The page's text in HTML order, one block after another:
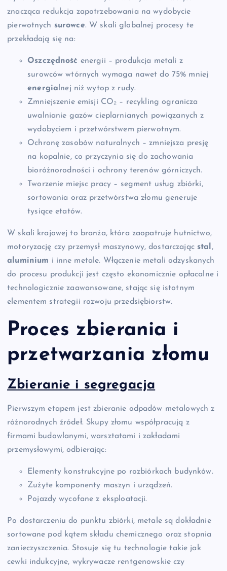
znacząca redukcja zapotrzebowania na wydobycie
pierwotnych surowce. W skali globalnej procesy te
przekładają się na:
Oszczędność energii – produkcja metali z
surowców wtórnych wymaga nawet do 75% mniej
energialnej niż wytop z rudy.
Zmniejszenie emisji CO₂ – recykling ogranicza
uwalnianie gazów cieplarnianych powiązanych z
wydobyciem i przetwórstwem pierwotnym.
Ochronę zasobów naturalnych – zmniejsza presję
na kopalnie, co przyczynia się do zachowania
bioróżnorodności i ochrony terenów górniczych.
Tworzenie miejsc pracy – segment usług zbiórki,
sortowania oraz przetwórstwa złomu generuje
tysiące etatów.
W skali krajowej to branża, która zaopatruje hutnictwo,
motoryzację czy przemysł maszynowy, dostarczając stal,
aluminium i inne metale. Włączenie metali odzyskanych
do procesu produkcji jest często ekonomicznie opłacalne i
technologicznie zaawansowane, stając się istotnym
elementem strategii rozwoju przedsiębiorstw.
Proces zbierania i
przetwarzania złomu
Zbieranie i segregacja
Pierwszym etapem jest zbieranie odpadów metalowych z
różnorodnych źródeł. Skupy złomu współpracują z
firmami budowlanymi, warsztatami i zakładami
przemysłowymi, odbierając:
Elementy konstrukcyjne po rozbiórkach budynków.
Zużyte komponenty maszyn i urządzeń.
Pojazdy wycofane z eksploatacji.
Po dostarczeniu do punktu zbiórki, metale są dokładnie
sortowane pod kątem składu chemicznego oraz stopnia
zanieczyszczenia. Stosuje się tu technologie takie jak
cewki indukcyjne, wykrywacze rentgenowskie czy